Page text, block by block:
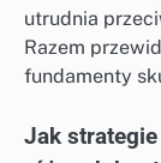
utrudnia
Razem
fundamenty
Jak